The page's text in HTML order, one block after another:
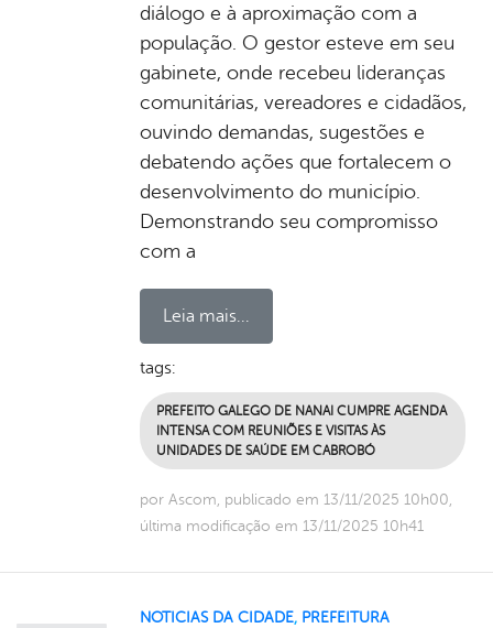
diálogo e à aproximação com a
população. O gestor esteve em seu
gabinete, onde recebeu lideranças
comunitárias, vereadores e cidadãos,
ouvindo demandas, sugestões e
debatendo ações que fortalecem o
desenvolvimento do município.
Demonstrando seu compromisso
com a
Leia mais...
tags:
PREFEITO GALEGO DE NANAI CUMPRE AGENDA
INTENSA COM REUNIÕES E VISITAS ÀS
UNIDADES DE SAÚDE EM CABROBÓ
por Ascom, publicado em 13/11/2025 10h00,
última modificação em 13/11/2025 10h41
NOTICIAS DA CIDADE, PREFEITURA